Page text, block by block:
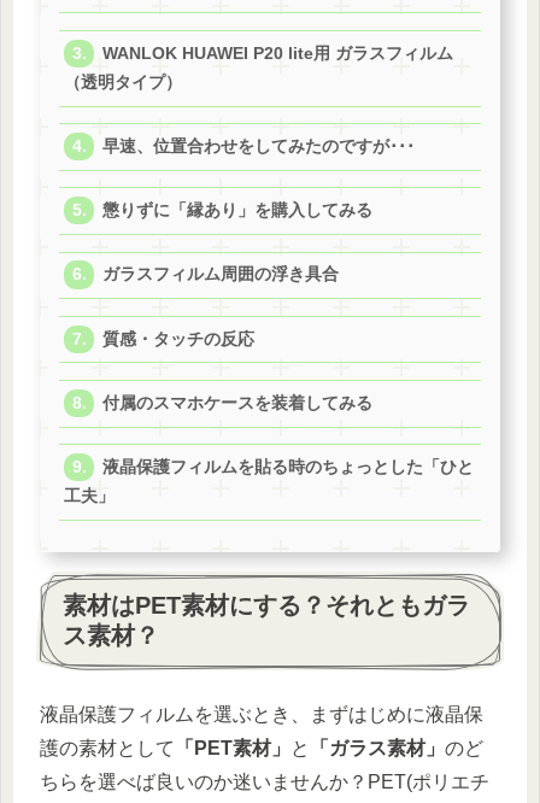
WANLOK HUAWEI P20 lite用 ガラスフィルム
（透明タイプ）
早速、位置合わせをしてみたのですが･･･
懲りずに「縁あり」を購入してみる
ガラスフィルム周囲の浮き具合
質感・タッチの反応
付属のスマホケースを装着してみる
液晶保護フィルムを貼る時のちょっとした「ひと
工夫」
素材はPET素材にする？それともガラ
ス素材？
液晶保護フィルムを選ぶとき、まずはじめに液晶保
護の素材として
「PET素材」 と 「ガラス素材」 のど
ちらを選べば良いのか迷いませんか？PET(ポリエチ